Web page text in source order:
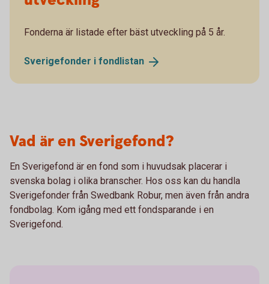
Fonderna är listade efter bäst utveckling på 5 år.
Sverigefonder i fondlistan
Vad är en Sverigefond?
En Sverigefond är en fond som i huvudsak placerar i
svenska bolag i olika branscher. Hos oss kan du handla
Sverigefonder från Swedbank Robur, men även från andra
fondbolag. Kom igång med ett fondsparande i en
Sverigefond.